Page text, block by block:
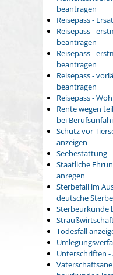
beantragen
Reisepass -
Reisepass -
beantragen
Reisepass -
beantragen
Reisepass -
beantragen
Reisepass -
Rente wegen
bei
Schutz vor
anzeigen
Seebestattung
Staatliche
anregen
Sterbefall im
deutsche
Sterbeurkunde
Todesfall
Unterschriften -